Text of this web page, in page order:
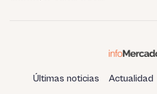
Últimas noticias Actualidad